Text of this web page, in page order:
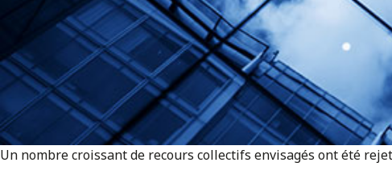
Un nombre croissant de recours collectifs envisagés ont été